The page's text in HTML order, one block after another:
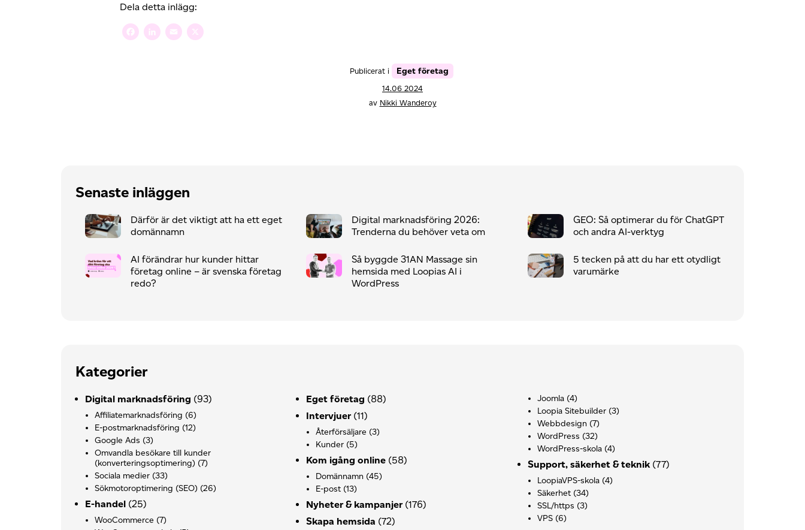
Dela detta inlägg:
Facebook
LinkedIn
Email
Publicerat i Eget företag
14.06 2024
av Nikki Wanderoy
Senaste inläggen
Därför är det viktigt att ha ett eget
domännamn
AI förändrar hur kunder hittar
företag online – är svenska företag
redo?
Digital marknadsföring 2026:
Trenderna du behöver veta om
Så byggde 31AN Massage sin
hemsida med Loopias AI i
WordPress
GEO: Så optimerar du för ChatGPT
och andra AI-verktyg
5 tecken på att du har ett otydligt
varumärke
Kategorier
Digital marknadsföring (93)
Affiliatemarknadsföring (6)
E-postmarknadsföring (12)
Google Ads (3)
Omvandla besökare till kunder
(konverteringsoptimering) (7)
Sociala medier (33)
Sökmotoroptimering (SEO) (26)
E-handel (25)
WooCommerce (7)
Eget företag (88)
Intervjuer (11)
Återförsäljare (3)
Kunder (5)
Kom igång online (58)
Domännamn (45)
E-post (13)
Nyheter & kampanjer (176)
Skapa hemsida (72)
Joomla(4)
Loopia Sitebuilder(3)
Webbdesign (7)
WordPress (32)
WordPress-skola(4)
Support, säkerhet & teknik(77)
LoopiaVPS-skola(4)
Säkerhet(34)
SSL/https (3)
VPS(6)